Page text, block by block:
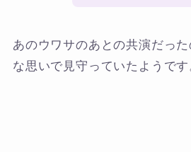
あのウワサのあとの共演だっ
な思いで見守っていたようです